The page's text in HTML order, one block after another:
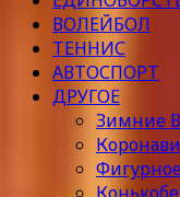
ВОЛЕЙБОЛ
ТЕННИС
АВТОСПОРТ
ДРУГОЕ
Зимние